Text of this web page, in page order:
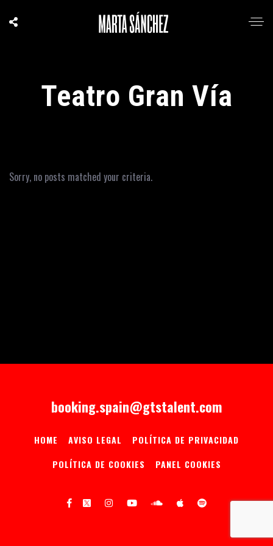
Teatro Gran Vía
Sorry, no posts matched your criteria.
booking.spain@gtstalent.com
HOME AVISO LEGAL
POLÍTICA DE PRIVACIDAD
POLÍTICA DE COOKIES
PANEL COOKIES